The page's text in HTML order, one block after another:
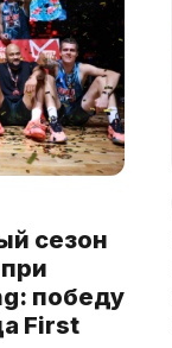
сезон
победу
First